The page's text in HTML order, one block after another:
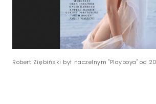
Robert Ziębiński był naczelnym "Playboya" od